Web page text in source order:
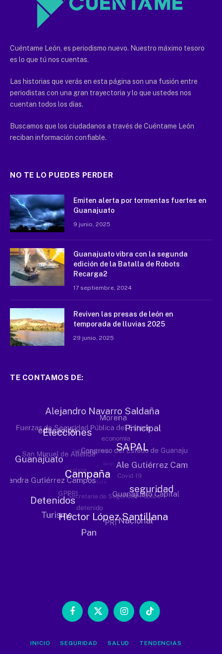
Cuéntame León, es periodismo nuevo. Nuestro máximo tesoro
es lo que tú nos cuentas.
Las historias que verás en esta página son una fusión entre
periodistas con una gran trayectoria y lo que ustedes nos
cuentan todos los días.
Buscamos que los ciudadanos a través de Cuéntame León
reciban información confiable.
NO TE LO PUEDES PERDER
Emiten alerta por tormentas fuertes en
Guanajuato
9 junio, 2025
Guanajuato vibra con la segunda
edición de la Batalla de Robots
Recarga2
17 septiembre, 2024
Reviven las presas de león en
temporada de lluvias 2025
29 junio, 2025
TE CONTAMOS DE:
Facebook
X
InstagramTikTok
INICIO SEGURIDAD SALUD TENDENCIAS